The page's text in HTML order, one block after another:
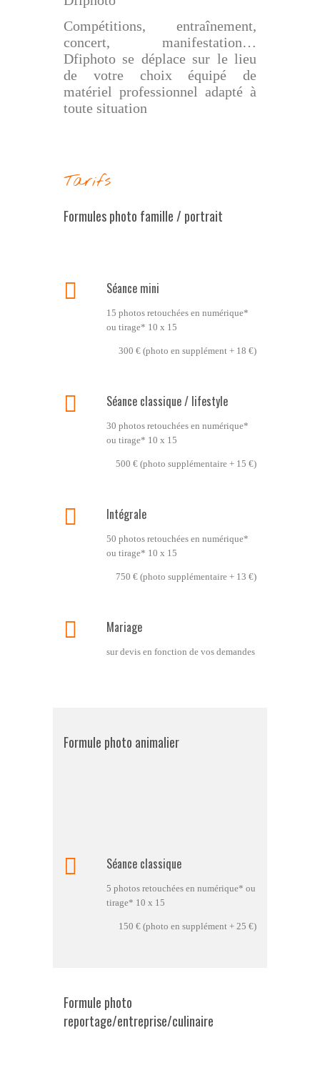
Compétitions, entraînement,
concert, manifestation…
Dfiphoto se déplace sur le lieu
de votre choix équipé de
matériel professionnel adapté à
toute situation
Tarifs
Formules photo famille / portrait
Séance mini
15 photos retouchées en numérique*
ou tirage* 10 x 15
300 € (photo en supplément + 18 €)
Séance classique / lifestyle
30 photos retouchées en numérique*
ou tirage* 10 x 15
500 € (photo supplémentaire + 15 €)
Intégrale
50 photos retouchées en numérique*
ou tirage* 10 x 15
750 € (photo supplémentaire + 13 €)
Mariage
sur devis en fonction de vos demandes
Formule photo animalier
Séance classique
5 photos retouchées en numérique* ou
tirage* 10 x 15
150 € (photo en supplément + 25 €)
Formule photo
reportage/entreprise/culinaire